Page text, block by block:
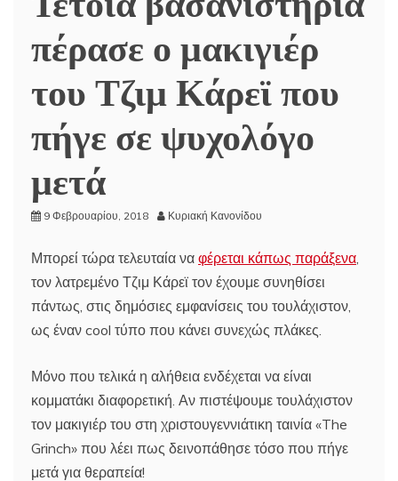
πέρασε ο μακιγιέρ
του Τζιμ Κάρεϊ που
πήγε σε ψυχολόγο
μετά
9 Φεβρουαρίου, 2018 Κυριακή Κανονίδου
Μπορεί τώρα τελευταία να φέρεται κάπως παράξενα,
τον λατρεμένο Τζιμ Κάρεϊ τον έχουμε συνηθίσει
πάντως, στις δημόσιες εμφανίσεις του τουλάχιστον,
ως έναν cool τύπο που κάνει συνεχώς πλάκες.
Μόνο που τελικά η αλήθεια ενδέχεται να είναι
κομματάκι διαφορετική. Αν πιστέψουμε τουλάχιστον
τον μακιγιέρ του στη χριστουγεννιάτικη ταινία «The
Grinch» που λέει πως δεινοπάθησε τόσο που πήγε
μετά για θεραπεία!